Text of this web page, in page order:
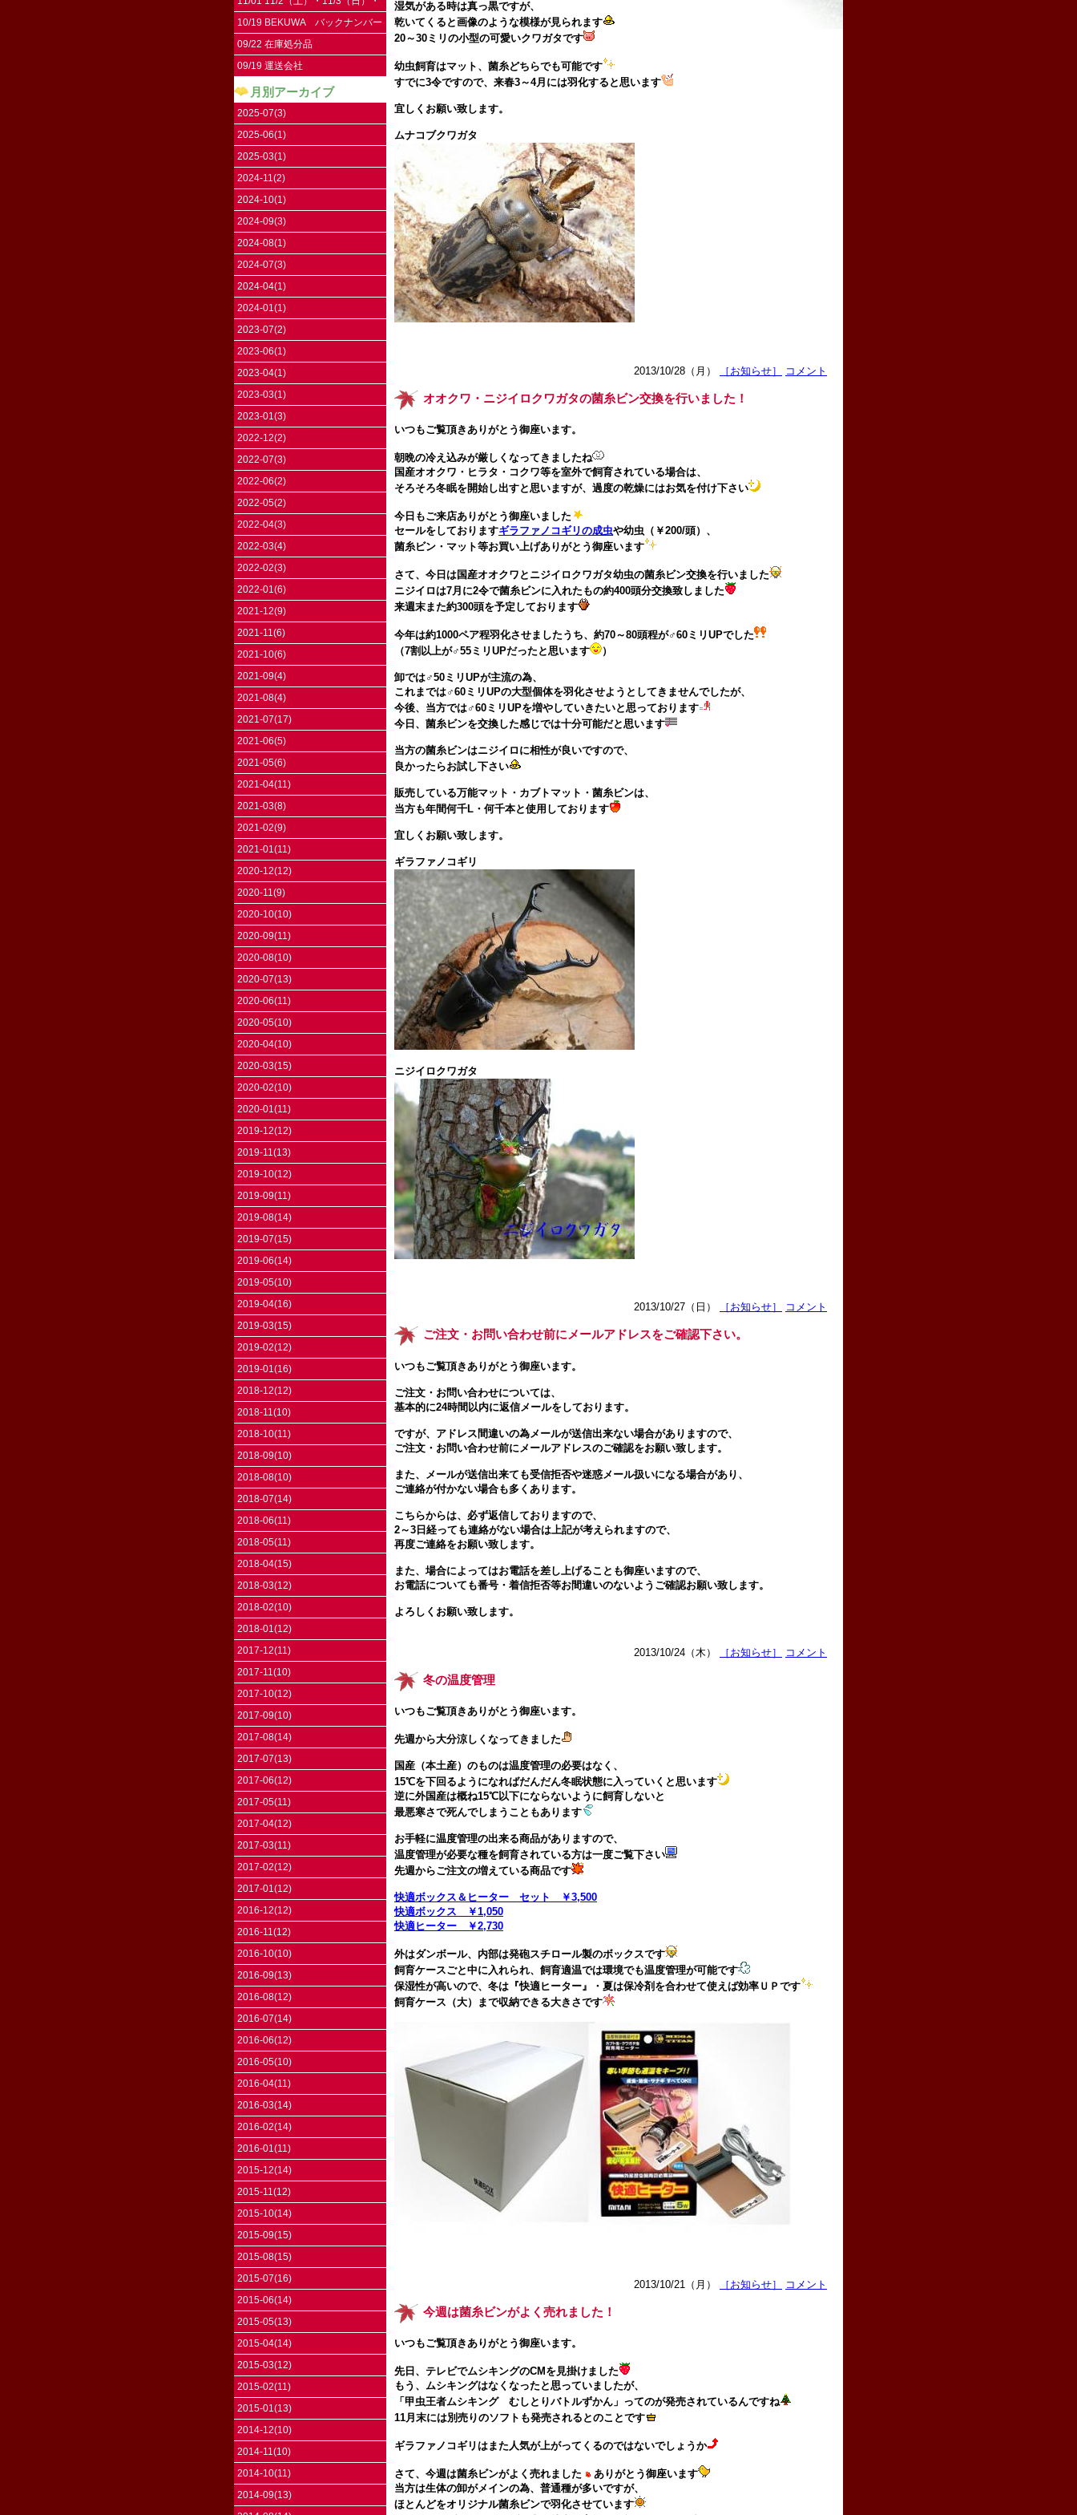
11/4（祝）はお休みです。
10/19 BEKUWA バックナンバー
09/22 在庫処分品
09/19 運送会社
月別アーカイブ
2025-07(3)
2025-06(1)
2025-03(1)
2024-11(2)
2024-10(1)
2024-09(3)
2024-08(1)
2024-07(3)
2024-04(1)
2024-01(1)
2023-07(2)
2023-06(1)
2023-04(1)
2023-03(1)
2023-01(3)
2022-12(2)
2022-07(3)
2022-06(2)
2022-05(2)
2022-04(3)
2022-03(4)
2022-02(3)
2022-01(6)
2021-12(9)
2021-11(6)
2021-10(6)
2021-09(4)
2021-08(4)
2021-07(17)
2021-06(5)
2021-05(6)
2021-04(11)
2021-03(8)
2021-02(9)
2021-01(11)
2020-12(12)
2020-11(9)
2020-10(10)
2020-09(11)
2020-08(10)
2020-07(13)
2020-06(11)
2020-05(10)
2020-04(10)
2020-03(15)
2020-02(10)
2020-01(11)
2019-12(12)
2019-11(13)
2019-10(12)
2019-09(11)
2019-08(14)
2019-07(15)
2019-06(14)
2019-05(10)
2019-04(16)
2019-03(15)
2019-02(12)
2019-01(16)
2018-12(12)
2018-11(10)
2018-10(11)
2018-09(10)
2018-08(10)
2018-07(14)
2018-06(11)
2018-05(11)
2018-04(15)
2018-03(12)
2018-02(10)
2018-01(12)
2017-12(11)
2017-11(10)
2017-10(12)
2017-09(10)
2017-08(14)
2017-07(13)
2017-06(12)
2017-05(11)
2017-04(12)
2017-03(11)
2017-02(12)
2017-01(12)
2016-12(12)
2016-11(12)
2016-10(10)
2016-09(13)
2016-08(12)
2016-07(14)
2016-06(12)
2016-05(10)
2016-04(11)
2016-03(14)
2016-02(14)
2016-01(11)
2015-12(14)
2015-11(12)
2015-10(14)
2015-09(15)
2015-08(15)
2015-07(16)
2015-06(14)
2015-05(13)
2015-04(14)
2015-03(12)
2015-02(11)
2015-01(13)
2014-12(10)
2014-11(10)
2014-10(11)
2014-09(13)
湿気がある時は真っ黒ですが、
乾いてくると画像のような模様が見られます
20～30ミリの小型の可愛いクワガタです
幼虫飼育はマット、菌糸どちらでも可能です
すでに3令ですので、来春3～4月には羽化すると思います
宜しくお願い致します。
ムナコブクワガタ
2013/10/28（月） ［お知らせ］ コメント
オオクワ・ニジイロクワガタの菌糸ビン交換を行いました！
いつもご覧頂きありがとう御座います。
朝晩の冷え込みが厳しくなってきましたね
国産オオクワ・ヒラタ・コクワ等を室外で飼育されている場合は、
そろそろ冬眠を開始し出すと思いますが、過度の乾燥にはお気を付け下さい
今日もご来店ありがとう御座いました
セールをしておりますギラファノコギリの成虫や幼虫（￥200/頭）、
菌糸ビン・マット等お買い上げありがとう御座います
さて、今日は国産オオクワとニジイロクワガタ幼虫の菌糸ビン交換を行いました
ニジイロは7月に2令で菌糸ビンに入れたもの約400頭分交換致しました
来週末また約300頭を予定しております
今年は約1000ペア程羽化させましたうち、約70～80頭程が♂60ミリUPでした
（7割以上が♂55ミリUPだったと思います
）
卸では♂50ミリUPが主流の為、
これまでは♂60ミリUPの大型個体を羽化させようとしてきませんでしたが、
今後、当方では♂60ミリUPを増やしていきたいと思っております
今日、菌糸ビンを交換した感じでは十分可能だと思います
当方の菌糸ビンはニジイロに相性が良いですので、
良かったらお試し下さい
販売している万能マット・カブトマット・菌糸ビンは、
当方も年間何千L・何千本と使用しております
宜しくお願い致します。
ギラファノコギリ
ニジイロクワガタ
2013/10/27（日） ［お知らせ］ コメント
ご注文・お問い合わせ前にメールアドレスをご確認下さい。
いつもご覧頂きありがとう御座います。
ご注文・お問い合わせについては、
基本的に24時間以内に返信メールをしております。
ですが、アドレス間違いの為メールが送信出来ない場合がありますので、
ご注文・お問い合わせ前にメールアドレスのご確認をお願い致します。
また、メールが送信出来ても受信拒否や迷惑メール扱いになる場合があり、
ご連絡が付かない場合も多くあります。
こちらからは、必ず返信しておりますので、
2～3日経っても連絡がない場合は上記が考えられますので、
再度ご連絡をお願い致します。
また、場合によってはお電話を差し上げることも御座いますので、
お電話についても番号・着信拒否等お間違いのないようご確認お願い致します。
よろしくお願い致します。
2013/10/24（木） ［お知らせ］ コメント
冬の温度管理
いつもご覧頂きありがとう御座います。
先週から大分涼しくなってきました
国産（本土産）のものは温度管理の必要はなく、
15℃を下回るようになればだんだん冬眠状態に入っていくと思います
逆に外国産は概ね15℃以下にならないように飼育しないと
最悪寒さで死んでしまうこともあります
お手軽に温度管理の出来る商品がありますので、
温度管理が必要な種を飼育されている方は一度ご覧下さい
先週からご注文の増えている商品です
快適ボックス＆ヒーター セット ￥3,500
快適ボックス ￥1,050
快適ヒーター ￥2,730
外はダンボール、内部は発砲スチロール製のボックスです
飼育ケースごと中に入れられ、飼育適温では環境でも温度管理が可能です
保湿性が高いので、冬は『快適ヒーター』・夏は保冷剤を合わせて使えば効率ＵＰです
飼育ケース（大）まで収納できる大きさです
2013/10/21（月） ［お知らせ］ コメント
今週は菌糸ビンがよく売れました！
いつもご覧頂きありがとう御座います。
先日、テレビでムシキングのCMを見掛けました
もう、ムシキングはなくなったと思っていましたが、
「甲虫王者ムシキング むしとりバトルずかん」ってのが発売されているんですね
11月末には別売りのソフトも発売されるとのことです
ギラファノコギリはまた人気が上がってくるのではないでしょうか
さて、今週は菌糸ビンがよく売れました
ありがとう御座います
当方は生体の卸がメインの為、普通種が多いですが、
ほとんどをオリジナル菌糸ビンで羽化させています